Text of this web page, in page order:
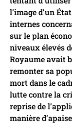
l’image d’un
internes
sur le plan
niveaux élevés
Royaume avait
remonter sa
mort dans le
lutte contre la
reprise de
manière